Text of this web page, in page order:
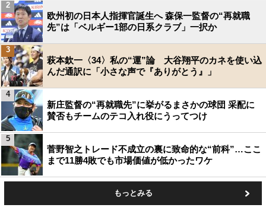
欧州初の日本人指揮官誕生へ 森保一監督の“再就職
先”は「ベルギー1部の日系クラブ」一択か
2
萩本欽一〈34〉私の“運”論 大谷翔平のカネを使い込
んだ通訳に「小さな声で『ありがとう』」
3
新庄監督の“再就職先”に挙がるまさかの球団 采配に
賛否もチームのテコ入れ役にうってつけ
4
菅野智之トレード不成立の裏に致命的な“前科”…ここ
まで11勝4敗でも市場価値が低かったワケ
5
もっとみる